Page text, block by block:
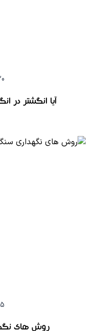
20
آیا انگشتر در
15
روش های